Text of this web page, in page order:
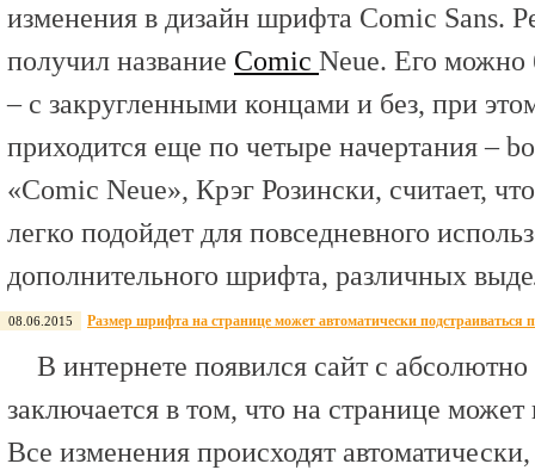
изменения в дизайн шрифта Comic Sans.
получил название Comic Neue. Его можно
– с закругленными концами и без, при
приходится еще по четыре начертания –
«Comic Neue», Крэг Розински, считает,
легко подойдет для повседневного
дополнительного шрифта, различных
08.06.2015 Размер шрифта на странице может автоматически подстраиваться
В интернете появился сайт с
заключается в том, что на странице
Все изменения происходят